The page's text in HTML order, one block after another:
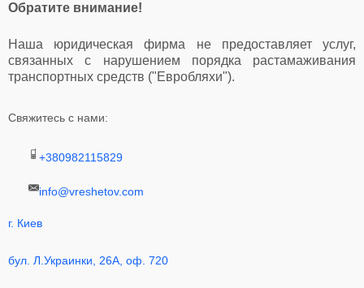
Обратите внимание!
Наша юридическая фирма не предоставляет услуг,
связанных с нарушением порядка растамаживания
транспортных средств ("Евробляхи").
Свяжитесь с нами:
+380982115829
info@vreshetov.com
г. Киев
бул. Л.Украинки, 26A, оф. 720